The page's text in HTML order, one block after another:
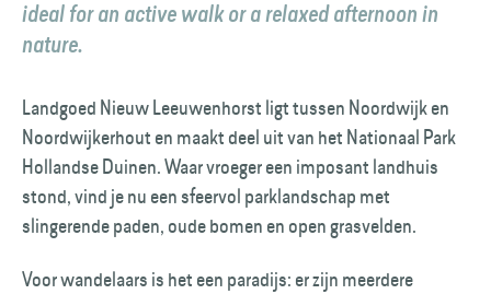
ideal for an active walk or a relaxed afternoon in
nature.
Landgoed Nieuw Leeuwenhorst ligt tussen Noordwijk en
Noordwijkerhout en maakt deel uit van het Nationaal Park
Hollandse Duinen. Waar vroeger een imposant landhuis
stond, vind je nu een sfeervol parklandschap met
slingerende paden, oude bomen en open grasvelden.
Voor wandelaars is het een paradijs: er zijn meerdere